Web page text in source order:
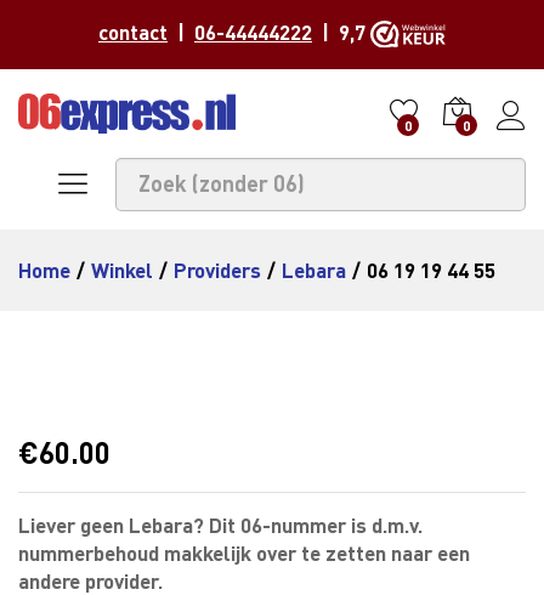
contact 06-44444222 | 9,7
0 0
Home / Winkel / Providers / Lebara / 06 19 19 44 55
€60.00
Liever geen Lebara? Dit 06-nummer is d.m.v.
nummerbehoud makkelijk over te zetten naar een
andere provider.